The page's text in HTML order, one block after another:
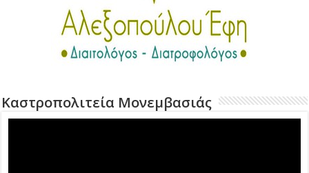
Καστροπολιτεία Μονεμβασιάς